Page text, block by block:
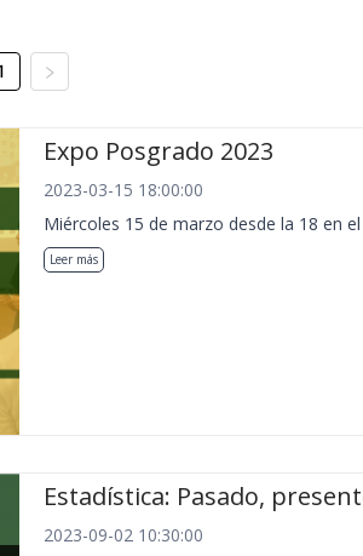
Expo Posgrado 2023
2023-03-15 18:00:00
Miércoles 15 de marzo desde la 18 en
Leer más
Estadística: Pasado,
2023-09-02 10:30:00